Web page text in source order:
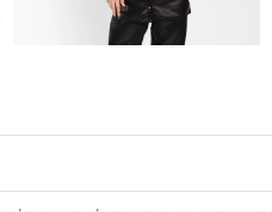
Melek İkili Takım - Siyah